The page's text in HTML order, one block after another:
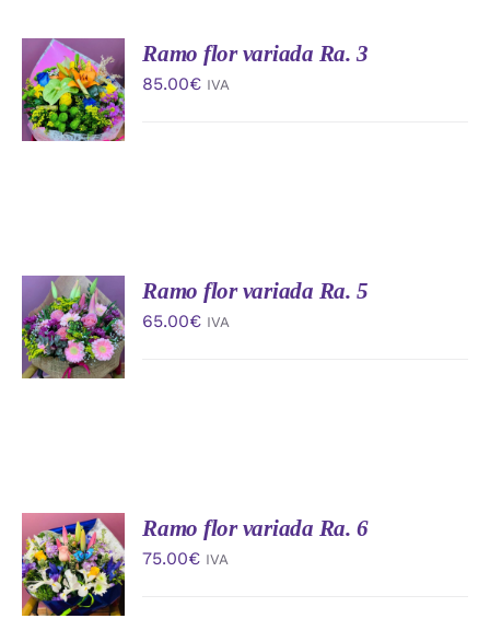
AÑADIR
AL
CARRITO
/
DETALLES
Ramo flor variada Ra. 3
85.00€ IVA
AÑADIR
AL
CARRITO
/
DETALLES
Ramo flor variada Ra. 5
65.00€ IVA
AÑADIR
AL
CARRITO
/
DETALLES
Ramo flor variada Ra. 6
75.00€ IVA